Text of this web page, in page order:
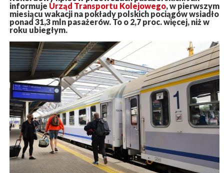
informuje Urząd Transportu Kolejowego, w pierwszym
miesiącu wakacji na pokłady polskich pociągów wsiadło
ponad 31,3 mln pasażerów. To o 2,7 proc. więcej, niż w
roku ubiegłym.